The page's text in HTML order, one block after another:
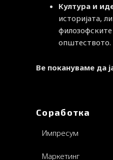
Култура и
историјата,
општеството.
Ве покануваме да
Соработка
Импресум
Маркетинг